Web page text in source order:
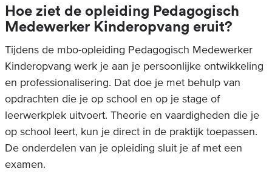
Hoe ziet de opleiding Pedagogisch
Medewerker Kinderopvang eruit?
Tijdens de mbo-opleiding Pedagogisch Medewerker
Kinderopvang werk je aan je persoonlijke ontwikkeling
en professionalisering. Dat doe je met behulp van
opdrachten die je op school en op je stage of
leerwerkplek uitvoert. Theorie en vaardigheden die je
op school leert, kun je direct in de praktijk toepassen.
De onderdelen van je opleiding sluit je af met een
examen.